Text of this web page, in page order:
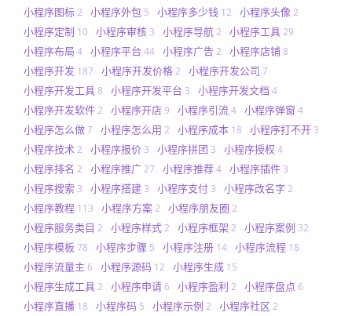
小程序图标2 小程序外包 5 小程序多少钱 12 小程序头像 2
小程序定制 10 小程序审核 3 小程序导航2 小程序工具29
小程序布局 4 小程序平台 44 小程序广告2 小程序店铺8
小程序开发 187 小程序开发价格2 小程序开发公司 7
小程序开发工具8 小程序开发平台 3 小程序开发文档 4
小程序开发软件2 小程序开店9 小程序引流4 小程序弹窗 4
小程序怎么做7 小程序怎么用 2 小程序成本 18 小程序打不开 3
小程序技术2 小程序报价 3 小程序拼团 3 小程序授权 4
小程序排名 2 小程序推广27 小程序推荐4 小程序插件 3
小程序搜索 3 小程序搭建 3 小程序支付 3 小程序改名字 2
小程序教程 113 小程序方案2 小程序朋友圈 2
小程序服务类目 2 小程序样式2 小程序框架 2 小程序案例 32
小程序模板 78 小程序步骤 5 小程序注册 14 小程序流程 18
小程序流量主 6 小程序源码 12 小程序生成 15
小程序生成工具2 小程序申请6 小程序盈利 2 小程序盘点 6
小程序直播 18 小程序码 5 小程序示例 2 小程序社区 2